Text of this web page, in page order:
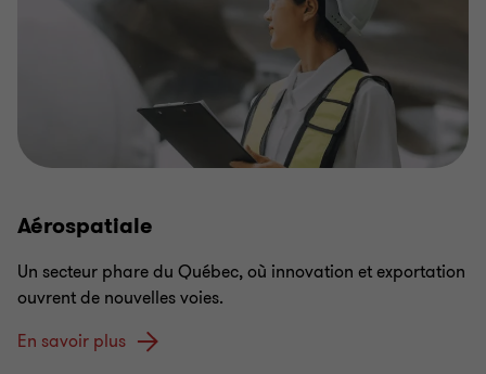
Aérospatiale
Un secteur phare du Québec, où innovation et exportation
ouvrent de nouvelles voies.
En savoir plus